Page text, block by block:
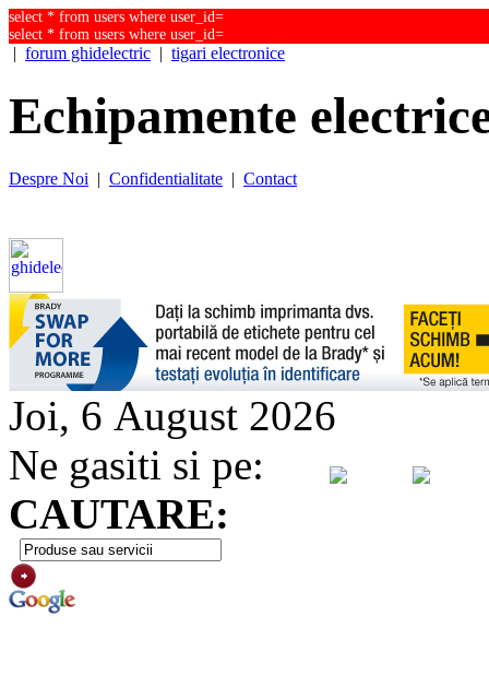
select * from users where user_id=
select * from users where user_id=
| forum ghidelectric | tigari electronice
Echipamente
Despre Noi | Confidentialitate | Contact
Joi, 6 August 2026
Ne gasiti si pe:
CAUTARE: